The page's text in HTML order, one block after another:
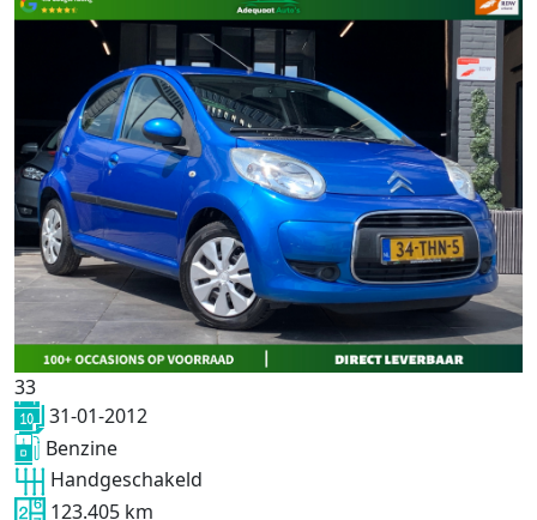
33
31-01-2012
Benzine
Handgeschakeld
123.405 km